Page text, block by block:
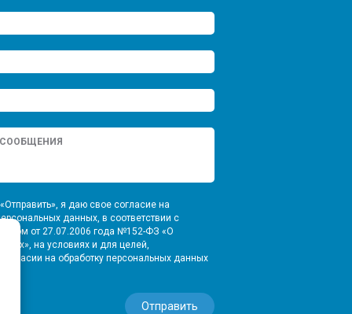
я даю свое согласие на
данных, в соответствии с
от 27.07.2006 года №152-ФЗ «О
на условиях и для целей,
на обработку персональных данных